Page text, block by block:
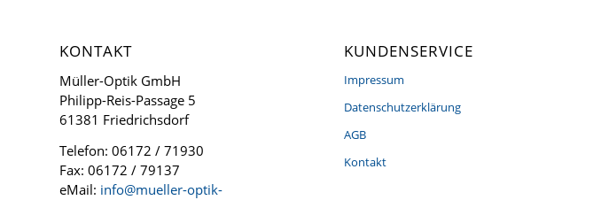
KONTAKT
Müller-Optik GmbH
Philipp-Reis-Passage 5
61381 Friedrichsdorf
Telefon: 06172 / 71930
Fax: 06172 / 79137
eMail: info@mueller-optik-
KUNDENSERVICE
Impressum
Datenschutzerklärung
AGB
Kontakt